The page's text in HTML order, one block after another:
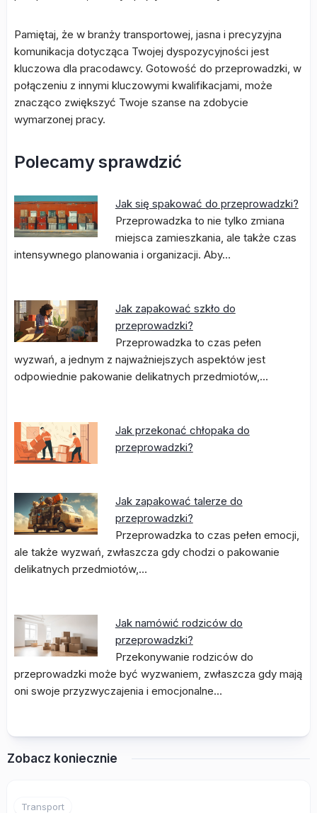
Pamiętaj, że w branży transportowej, jasna i precyzyjna
komunikacja dotycząca Twojej dyspozycyjności jest
kluczowa dla pracodawcy. Gotowość do przeprowadzki, w
połączeniu z innymi kluczowymi kwalifikacjami, może
znacząco zwiększyć Twoje szanse na zdobycie
wymarzonej pracy.
Polecamy sprawdzić
Jak się spakować do przeprowadzki?
Przeprowadzka to nie tylko zmiana
miejsca zamieszkania, ale także czas
intensywnego planowania i organizacji. Aby…
Jak zapakować szkło do
przeprowadzki?
Przeprowadzka to czas pełen
wyzwań, a jednym z najważniejszych aspektów jest
odpowiednie pakowanie delikatnych przedmiotów,…
Jak przekonać chłopaka do
przeprowadzki?
Jak zapakować talerze do
przeprowadzki?
Przeprowadzka to czas pełen emocji,
ale także wyzwań, zwłaszcza gdy chodzi o pakowanie
delikatnych przedmiotów,…
Jak namówić rodziców do
przeprowadzki?
Przekonywanie rodziców do
przeprowadzki może być wyzwaniem, zwłaszcza gdy mają
oni swoje przyzwyczajenia i emocjonalne…
Zobacz koniecznie
Transport